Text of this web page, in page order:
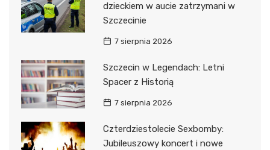
dzieckiem w aucie zatrzymani w
Szczecinie
7 sierpnia 2026
Szczecin w Legendach: Letni
Spacer z Historią
7 sierpnia 2026
Czterdziestolecie Sexbomby:
Jubileuszowy koncert i nowe